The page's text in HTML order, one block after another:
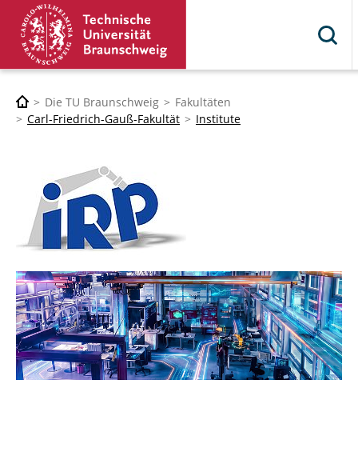
Die TU Braunschweig
Fakultäten
Carl-Friedrich-Gauß-Fakultät
Institute